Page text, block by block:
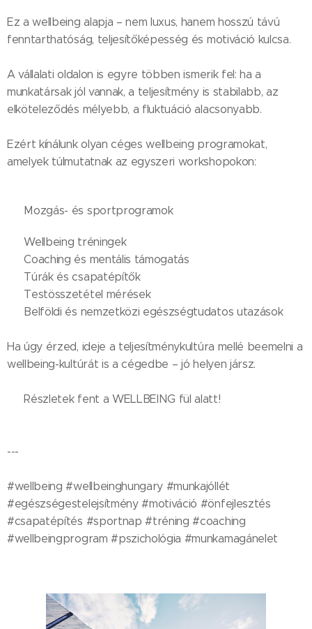
Ez a wellbeing alapja – nem luxus, hanem hosszú távú
fenntarthatóság, teljesítőképesség és motiváció kulcsa.
A vállalati oldalon is egyre többen ismerik fel: ha a
munkatársak jól vannak, a teljesítmény is stabilabb, az
elköteleződés mélyebb, a fluktuáció alacsonyabb.
Ezért kínálunk olyan céges wellbeing programokat,
amelyek túlmutatnak az egyszeri workshopokon:
🧘‍♀️ Mozgás- és sportprogramok
💻 Wellbeing tréningek
🧩 Coaching és mentális támogatás
🥾 Túrák és csapatépítők
🧪 Testösszetétel mérések
✈️ Belföldi és nemzetközi egészségtudatos utazások
Ha úgy érzed, ideje a teljesítménykultúra mellé beemelni a
wellbeing-kultúrát is a cégedbe – jó helyen jársz.
👉 Részletek fent a WELLBEING fül alatt!
---
#wellbeing #wellbeinghungary #munkajóllét
#egészségestelejsítmény #motiváció #önfejlesztés
#csapatépítés #sportnap #tréning #coaching
#wellbeingprogram #pszichológia #munkamagánelet